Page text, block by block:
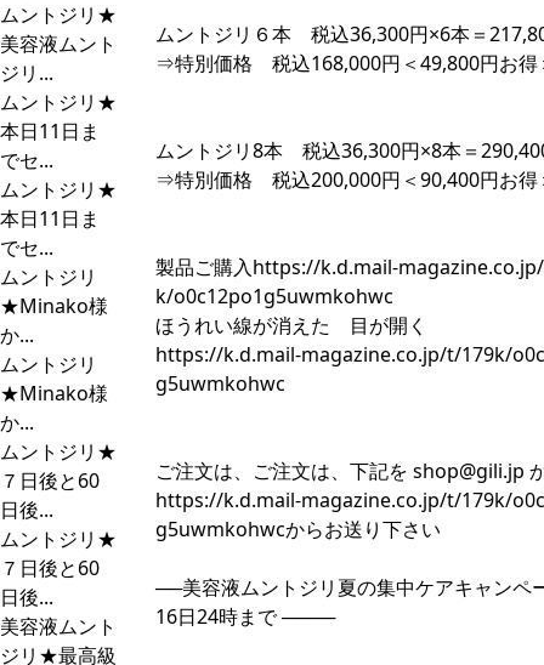
ムントジリ★
美容液ムント
ジリ...
ムントジリ★
本日11日ま
でセ...
ムントジリ★
本日11日ま
でセ...
ムントジリ
★Minako様
か...
ムントジリ
★Minako様
か...
ムントジリ★
７日後と60
日後...
ムントジリ★
７日後と60
日後...
美容液ムント
ジリ★最高級
ムントジリ６本 税込36,300円×6本＝
⇒特別価格 税込168,000円＜49,800円お得
ムントジリ8本 税込36,300円×8本＝
⇒特別価格 税込200,000円＜90,400円お得
製品ご購入https://k.d.mail-
k/o0c12po1g5uwmkohwc
ほうれい線が消えた 目が開く
https://k.d.mail-magazine.co.jp/t/179k/
g5uwmkohwc
ご注文は、ご注文は、下記を shop@gili.jp
https://k.d.mail-magazine.co.jp/t/179k/
g5uwmkohwcからお送り下さい
──美容液ムントジリ夏の集中ケアキャンペ
16日24時まで ────